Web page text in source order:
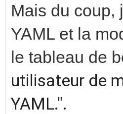
Mais du coup,
YAML et la
le tableau de
utilisateur de
YAML.".